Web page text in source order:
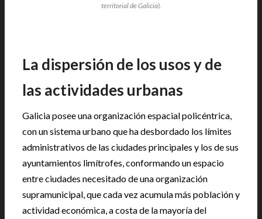
territorial de Galicia).
La dispersión de los usos y de
las actividades urbanas
Galicia posee una organización espacial policéntrica,
con un sistema urbano que ha desbordado los límites
administrativos de las ciudades principales y los de sus
ayuntamientos limítrofes, conformando un espacio
entre ciudades necesitado de una organización
supramunicipal, que cada vez acumula más población y
actividad económica, a costa de la mayoría del